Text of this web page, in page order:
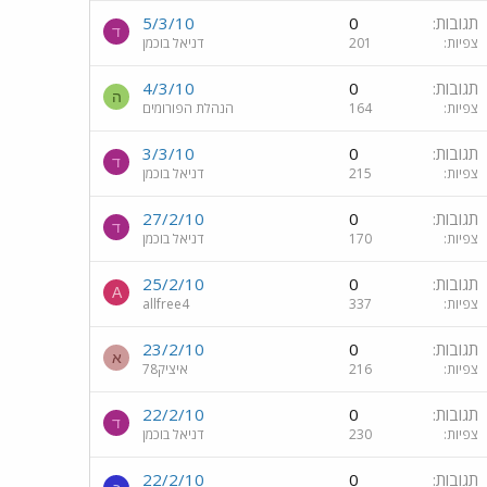
תגובות 0
צפיות 201
5/3/10
דניאל בוכמן
ד
תגובות 0
צפיות 164
4/3/10
הנהלת הפורומים
ה
תגובות 0
צפיות 215
3/3/10
דניאל בוכמן
ד
תגובות 0
צפיות 170
27/2/10
דניאל בוכמן
ד
תגובות 0
צפיות 337
25/2/10
allfree4
A
תגובות 0
צפיות 216
23/2/10
איציק78
א
תגובות 0
צפיות 230
22/2/10
דניאל בוכמן
ד
תגובות 0
22/2/10